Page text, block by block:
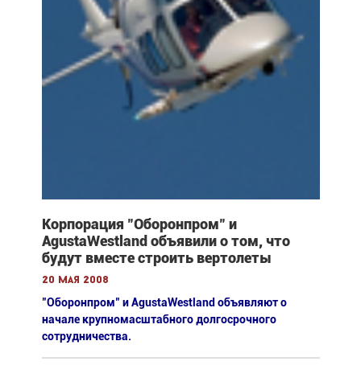
Корпорация "Оборонпром" и
AgustaWestland объявили о том, что
будут вместе строить вертолеты
20 мая 2008
"Оборонпром" и AgustaWestland объявляют о
начале крупномасштабного долгосрочного
сотрудничества.